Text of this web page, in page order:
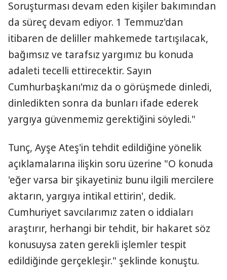
Soruşturması devam eden kişiler bakımından
da süreç devam ediyor. 1 Temmuz'dan
itibaren de deliller mahkemede tartışılacak,
bağımsız ve tarafsız yargımız bu konuda
adaleti tecelli ettirecektir. Sayın
Cumhurbaşkanı'mız da o görüşmede dinledi,
dinledikten sonra da bunları ifade ederek
yargıya güvenmemiz gerektiğini söyledi."
Tunç, Ayşe Ateş'in tehdit edildiğine yönelik
açıklamalarına ilişkin soru üzerine "O konuda
'eğer varsa bir şikayetiniz bunu ilgili mercilere
aktarın, yargıya intikal ettirin', dedik.
Cumhuriyet savcılarımız zaten o iddiaları
araştırır, herhangi bir tehdit, bir hakaret söz
konusuysa zaten gerekli işlemler tespit
edildiğinde gerçekleşir." şeklinde konuştu.